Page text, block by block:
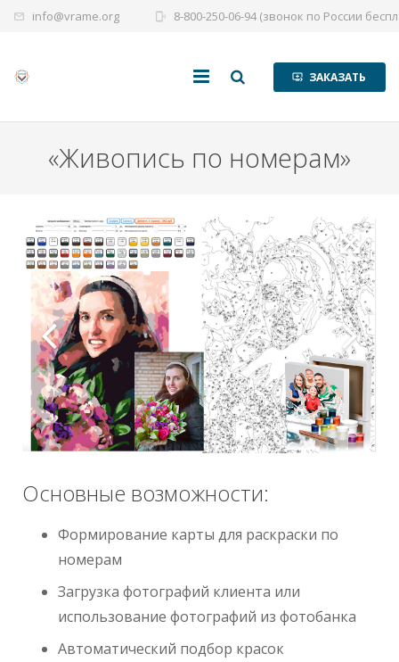
mail_outline info@vrame.org phonelink_ring 8-800-250-06-94 (звонок по России
Модули
Каталог
Сайты
Цены
Контакты
ЗАКАЗАТЬ
«Живопись по номерам»
Основные возможности:
Формирование карты для раскраски по
номерам
Загрузка фотографий клиента или
использование фотографий из фотобанка
Автоматический подбор красок